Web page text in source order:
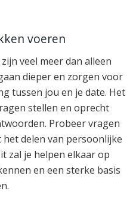
voeren
veel meer dan alleen
dieper en zorgen voor
tussen jou en je date. Het
stellen en oprecht
Probeer vragen
delen van persoonlijke
zal je helpen elkaar op
en een sterke basis